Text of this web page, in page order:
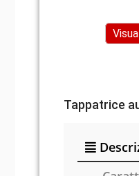
Tappatrice